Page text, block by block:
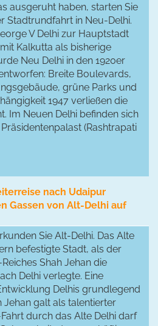
ausgeruht haben, starten Sie
Stadtrundfahrt in Neu-Delhi.
V Delhi zur Hauptstadt
Kalkutta als bisherige
Neu Delhi in den 1920er
Breite Boulevards,
grüne Parks und
1947 verließen die
Im Neuen Delhi befinden sich
(Rashtrapati
nach Udaipur
Gassen von Alt-Delhi auf
Sie Alt-Delhi. Das Alte
befestigte Stadt, als der
Shah Jehan die
Delhi verlegte. Eine
Delhis grundlegend
Jehan galt als talentierter
durch das Alte Delhi darf